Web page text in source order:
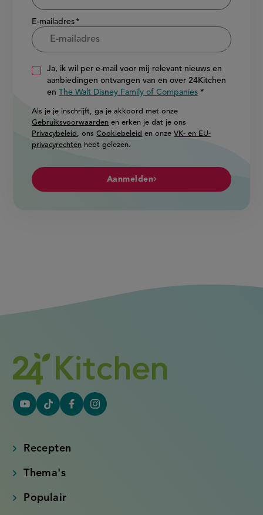
E-mailadres
Ja, ik wil per e-mail voor mij relevant nieuws en
aanbiedingen ontvangen van en over 24Kitchen
enThe Walt Disney Family of Companies
Als je je inschrijft, ga je akkoord met onze
Gebruiksvoorwaarden en erken je dat je ons
Privacybeleid , onsCookiebeleid en onzeVK- en EU-
privacyrechten hebt gelezen.
Aanmelden
YouTube
link)
Tiktok
link)
FacebookInstagram
Recepten
Thema's
Populair